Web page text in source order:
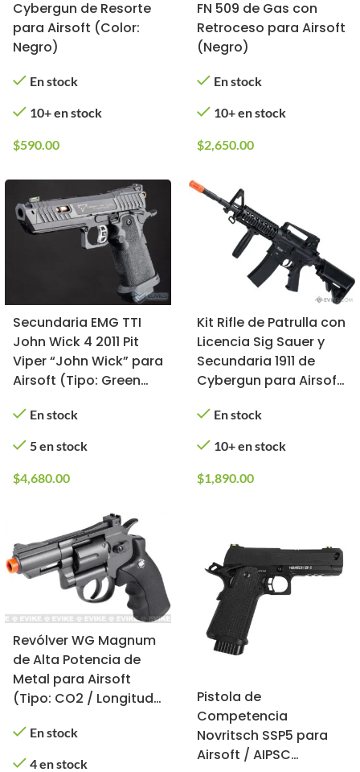
Cybergun de Resorte
para Airsoft (Color:
Negro)
En stock
10+ en stock
$590.00
FN 509 de Gas con
Retroceso para Airsoft
(Negro)
En stock
10+ en stock
$2,650.00
Secundaria EMG TTI
John Wick 4 2011 Pit
Viper “John Wick” para
Airsoft (Tipo: Green
En stock
5 en stock
$4,680.00
Kit Rifle de Patrulla con
Licencia Sig Sauer y
Secundaria 1911 de
Cybergun para Airsoft
En stock
10+ en stock
$1,890.00
Revólver WG Magnum
de Alta Potencia de
Metal para Airsoft
(Tipo: CO2 / Longitud:
En stock
4 en stock
Pistola de
Competencia
Novritsch SSP5 para
Airsoft / AIPSC